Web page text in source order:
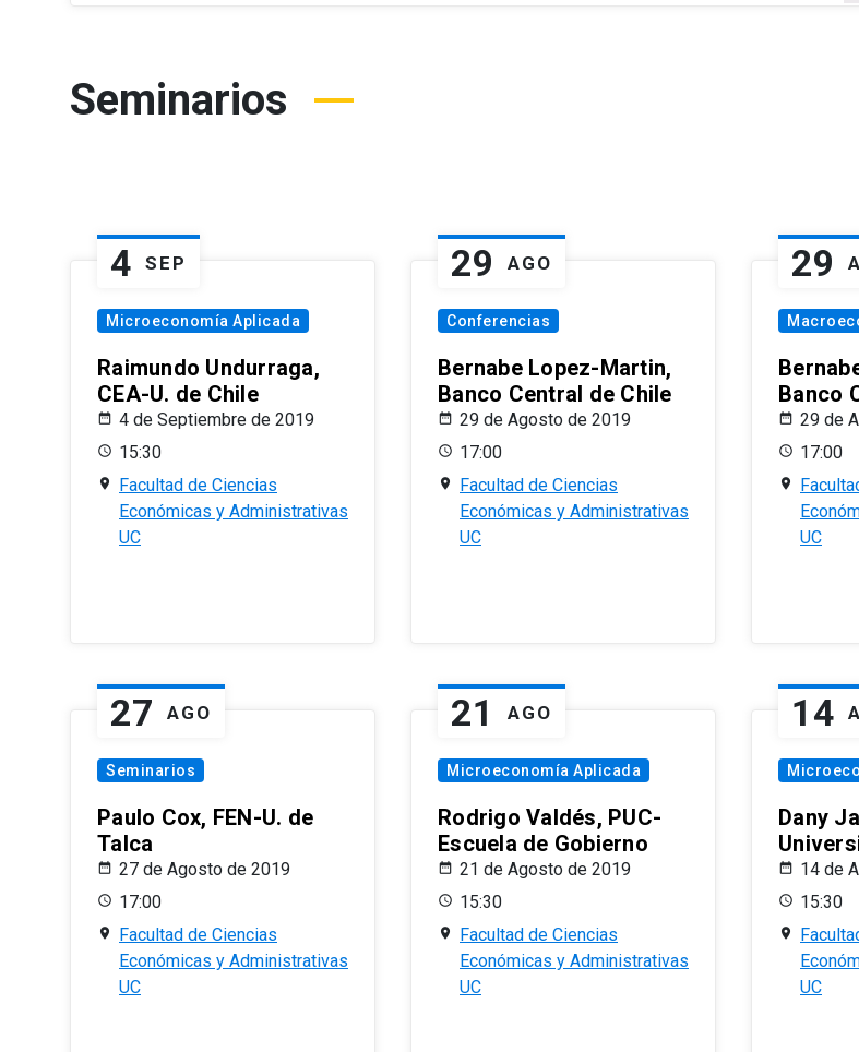
Seminarios
4 SEP
Microeconomía Aplicada
Raimundo Undurraga,
CEA-U. de Chile
4 de Septiembre de 2019
15:30
Facultad de Ciencias
Económicas y Administrativas
UC
29 AGO
Conferencias
Bernabe Lopez-Martin,
Banco Central de Chile
29 de Agosto de 2019
17:00
Facultad de Ciencias
Económicas y Administrativas
UC
29
Banco
29 de
17:00
UC
27 AGO
Seminarios
Paulo Cox, FEN-U. de
Talca
27 de Agosto de 2019
17:00
Facultad de Ciencias
Económicas y Administrativas
UC
21 AGO
Microeconomía Aplicada
Rodrigo Valdés, PUC-
Escuela de Gobierno
21 de Agosto de 2019
15:30
Facultad de Ciencias
Económicas y Administrativas
UC
14
Dany
14 de
15:30
UC